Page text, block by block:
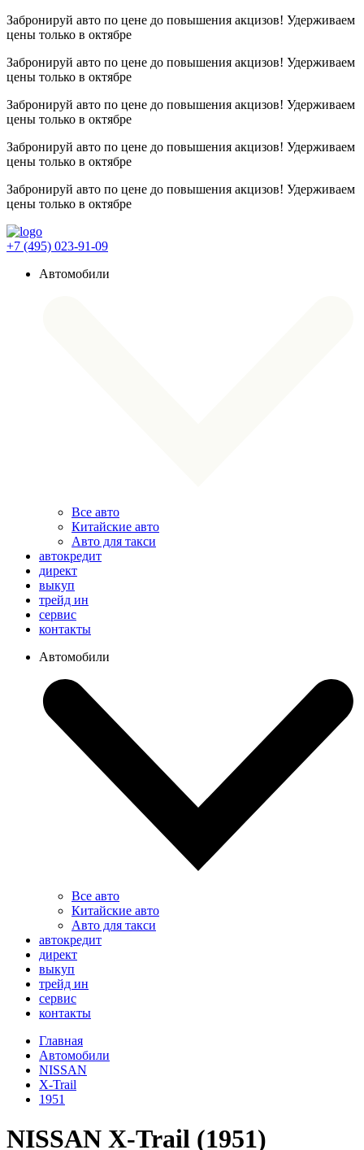
Забронируй авто по цене до повышения акцизов! Удерживаем
цены только в октябре
Забронируй авто по цене до повышения акцизов! Удерживаем
цены только в октябре
Забронируй авто по цене до повышения акцизов! Удерживаем
цены только в октябре
Забронируй авто по цене до повышения акцизов! Удерживаем
цены только в октябре
Забронируй авто по цене до повышения акцизов! Удерживаем
цены только в октябре
+7 (495) 023-91-09
Автомобили
Все авто
Китайские авто
Авто для такси
автокредит
директ
выкуп
трейд ин
сервис
контакты
Автомобили
Все авто
Китайские авто
Авто для такси
автокредит
директ
выкуп
трейд ин
сервис
контакты
Главная
Автомобили
NISSAN
X-Trail
1951
NISSAN X-Trail (1951)